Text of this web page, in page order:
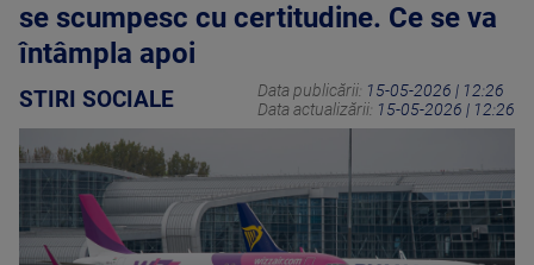
se scumpesc cu certitudine. Ce se va
întâmpla apoi
STIRI SOCIALE Data publicării: 15-05-2026 | 12:26
Data actualizării: 15-05-2026 | 12:26